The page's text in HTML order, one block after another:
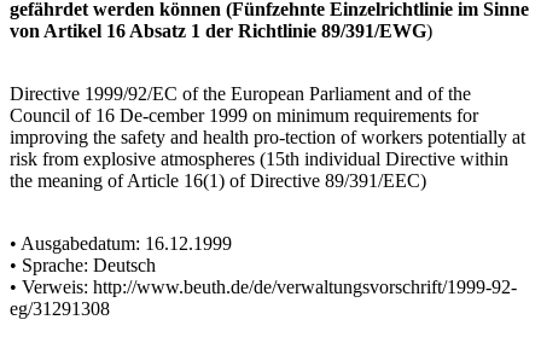
gefährdet werden können (Fünfzehnte Einzelrichtlinie im Sinne
von Artikel 16 Absatz 1 der Richtlinie 89/391/EWG)
Directive 1999/92/EC of the European Parliament and of the
Council of 16 De-cember 1999 on minimum requirements for
improving the safety and health pro-tection of workers potentially at
risk from explosive atmospheres (15th individual Directive within
the meaning of Article 16(1) of Directive 89/391/EEC)
• Ausgabedatum: 16.12.1999
• Sprache: Deutsch
• Verweis: http://www.beuth.de/de/verwaltungsvorschrift/1999-92-
eg/31291308